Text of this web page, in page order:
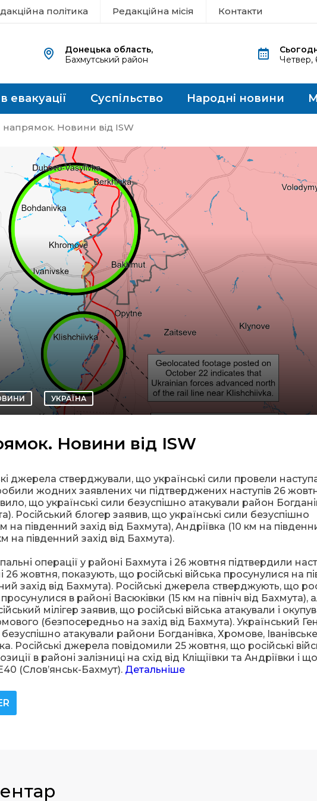
політика Редакційна місія Контакти
Донецька область,
Бахмутський район
Четвер,
евакуації Суспільство Народні новини
напрямок. Новини від ISW
УКРАЇНА
Новини від ISW
джерела стверджували, що українські сили провели
жодних заявлених чи підтверджених наступів 26
що українські сили безуспішно атакували район
Російський блогер заявив, що українські сили безуспішно
на південний захід від Бахмута), Андріївка (10 км на
на південний захід від Бахмута).
операції у районі Бахмута і 26 жовтня підтвердили
26 жовтня, показують, що російські війська просунулися на
захід від Бахмута). Російські джерела стверджують, що
в районі Васюківки (15 км на північ від Бахмута),
мілігер заявив, що російські війська атакували і
(безпосередньо на захід від Бахмута). Український
безуспішно атакували райони Богданівка, Хромове,
Російські джерела повідомили 25 жовтня, що російські
в районі залізниці на схід від Кліщіївки та Андріївки і
(Слов’янськ-Бахмут). Детальніше